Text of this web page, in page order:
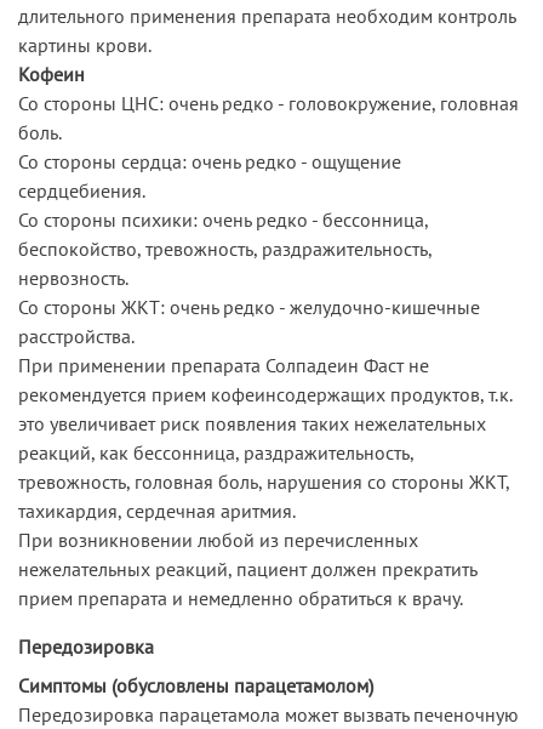
длительного применения препарата необходим контроль
картины крови.
Кофеин
Со стороны ЦНС: очень редко - головокружение, головная
боль.
Со стороны сердца: очень редко - ощущение
сердцебиения.
Со стороны психики: очень редко - бессонница,
беспокойство, тревожность, раздражительность,
нервозность.
Со стороны ЖКТ: очень редко - желудочно-кишечные
расстройства.
При применении препарата Солпадеин Фаст не
рекомендуется прием кофеинсодержащих продуктов, т.к.
это увеличивает риск появления таких нежелательных
реакций, как бессонница, раздражительность,
тревожность, головная боль, нарушения со стороны ЖКТ,
тахикардия, сердечная аритмия.
При возникновении любой из перечисленных
нежелательных реакций, пациент должен прекратить
прием препарата и немедленно обратиться к врачу.
Передозировка
Симптомы (обусловлены парацетамолом)
Передозировка парацетамола может вызвать печеночную